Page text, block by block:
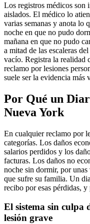
Los registros médicos son
aislados. El médico lo
varias semanas y anota lo
noche en que no pudo
mañana en que no pudo
a mitad de las escaleras
vacío. Registra la realidad
reclamo por lesiones
suele ser la evidencia más
Por Qué un
Nueva York
En cualquier reclamo por
categorías. Los daños
salarios perdidos y los
facturas. Los daños no
noche sin dormir, por unas
que sufre su familia. Un
recibo por esas pérdidas,
El sistema sin culpa
lesión grave